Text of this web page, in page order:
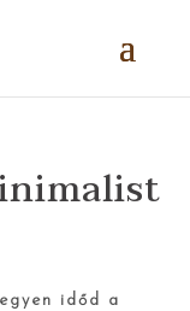
időd a